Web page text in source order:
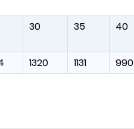
30 35 40
1320 1131 990